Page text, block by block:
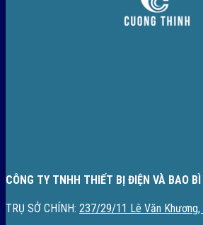
CÔNG TY TNHH THIẾT BỊ ĐIỆN VÀ BAO
TRỤ SỞ CHÍNH: 237/29/11 Lê Văn Khương,